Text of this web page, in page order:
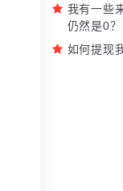
我有一些
仍然是0？
如何提现